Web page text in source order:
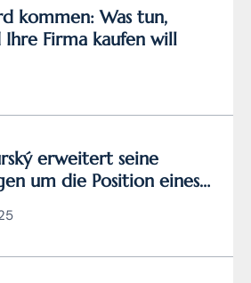
kommen: Was tun,
Firma kaufen will
erweitert seine
um die Position eines